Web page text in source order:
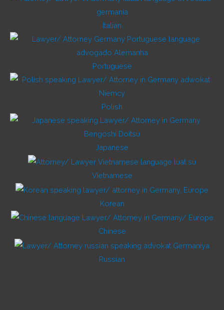
Italian
Portuguese
Polish
Japanese
Vietnamese
Korean
Chinese
Russian